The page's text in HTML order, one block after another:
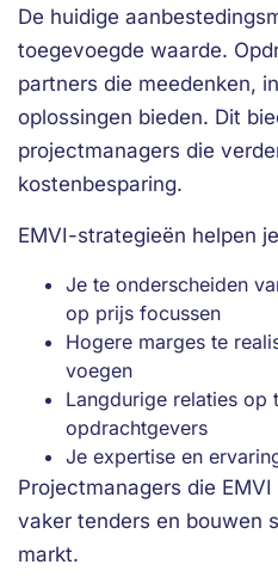
De huidige
toegevoegde waarde.
partners die meedenken,
oplossingen bieden. Dit
projectmanagers die
kostenbesparing.
EMVI-strategieën helpen
Je te onderscheiden
op prijs focussen
Hogere marges te
voegen
Langdurige relaties op
opdrachtgevers
Je expertise en
Projectmanagers die
vaker tenders en bouwen
markt.